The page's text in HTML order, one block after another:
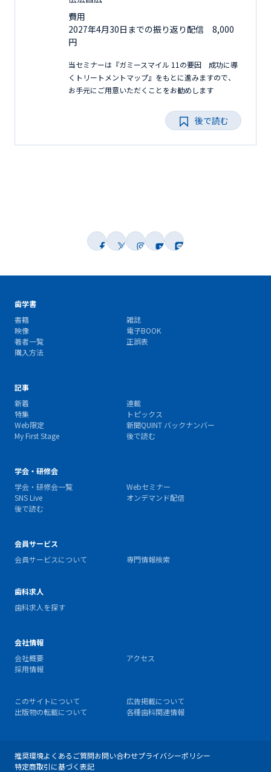
費用
2027年4月30日までの振り返り配信 8,000
円
当セミナーは『ガミースマイル 11の要因 成功に導
くトリートメントマップ』をもとに進みますので、
お手元にご用意いただくことをお勧めします
後で読む
歯学書
書籍
雑誌
映像
電子BOOK
著者一覧
正誤表
購入方法
記事
新着
連載
特集
トピックス
Web限定
新聞QUINT バックナンバー
My First Stage
後で読む
学会・研修会
学会・研修会一覧
Webセミナー
SNS Live
オンデマンド配信
後で読む
会員サービス
会員サービスについて
専門情報検索
歯科求人
歯科求人を探す
会社情報
会社概要
アクセス
採用情報
このサイトについて
広告掲載について
出版物の転載について
各種歯科関連情報
推奨環境よくあるご質問お問い合わせプライバシーポリシー
特定商取引に基づく表記